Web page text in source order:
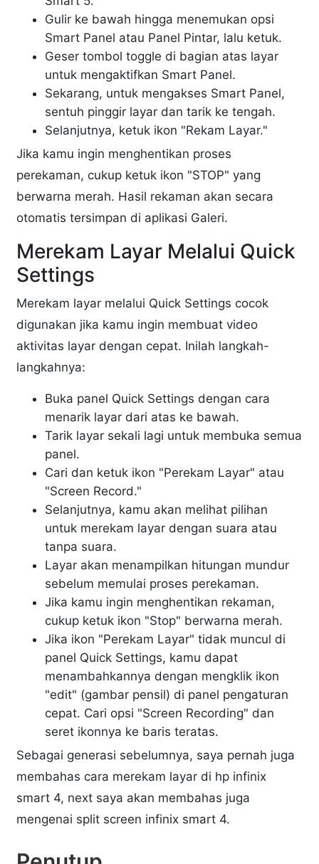
Gulir ke bawah hingga menemukan opsi
Smart Panel atau Panel Pintar, lalu ketuk.
Geser tombol toggle di bagian atas layar
untuk mengaktifkan Smart Panel.
Sekarang, untuk mengakses Smart Panel,
sentuh pinggir layar dan tarik ke tengah.
Selanjutnya, ketuk ikon "Rekam Layar."
Jika kamu ingin menghentikan proses
perekaman, cukup ketuk ikon "STOP" yang
berwarna merah. Hasil rekaman akan secara
otomatis tersimpan di aplikasi Galeri.
Merekam Layar Melalui Quick
Settings
Merekam layar melalui Quick Settings cocok
digunakan jika kamu ingin membuat video
aktivitas layar dengan cepat. Inilah langkah-
langkahnya:
Buka panel Quick Settings dengan cara
menarik layar dari atas ke bawah.
Tarik layar sekali lagi untuk membuka semua
panel.
Cari dan ketuk ikon "Perekam Layar" atau
"Screen Record."
Selanjutnya, kamu akan melihat pilihan
untuk merekam layar dengan suara atau
tanpa suara.
Layar akan menampilkan hitungan mundur
sebelum memulai proses perekaman.
Jika kamu ingin menghentikan rekaman,
cukup ketuk ikon "Stop" berwarna merah.
Jika ikon "Perekam Layar" tidak muncul di
panel Quick Settings, kamu dapat
menambahkannya dengan mengklik ikon
"edit" (gambar pensil) di panel pengaturan
cepat. Cari opsi "Screen Recording" dan
seret ikonnya ke baris teratas.
Sebagai generasi sebelumnya, saya pernah juga
membahas cara merekam layar di hp infinix
smart 4, next saya akan membahas juga
mengenai split screen infinix smart 4.